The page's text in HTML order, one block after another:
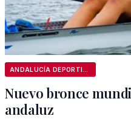
Nuevo bronce
andaluz